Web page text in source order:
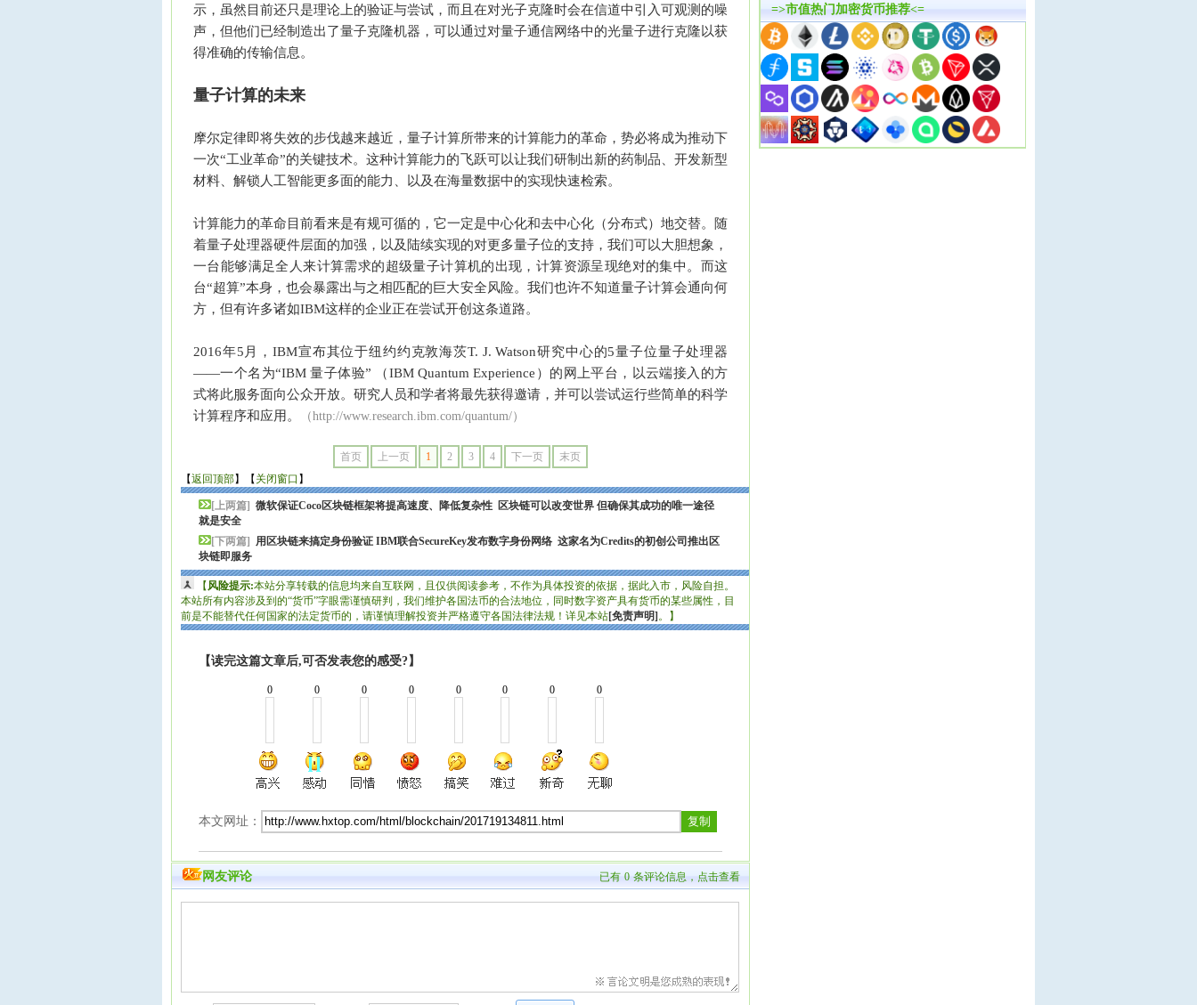
示，虽然目前还只是理论上的验证与尝试，而且在对光子克隆时会在信道中引入可观测的噪
声，但他们已经制造出了量子克隆机器，可以通过对量子通信网络中的光量子进行克隆以获
得准确的传输信息。
量子计算的未来
摩尔定律即将失效的步伐越来越近，量子计算所带来的计算能力的革命，势必将成为推动下
一次“工业革命”的关键技术。这种计算能力的飞跃可以让我们研制出新的药制品、开发新型
材料、解锁人工智能更多面的能力、以及在海量数据中的实现快速检索。
计算能力的革命目前看来是有规可循的，它一定是中心化和去中心化（分布式）地交替。随
着量子处理器硬件层面的加强，以及陆续实现的对更多量子位的支持，我们可以大胆想象，
一台能够满足全人来计算需求的超级量子计算机的出现，计算资源呈现绝对的集中。而这
台“超算”本身，也会暴露出与之相匹配的巨大安全风险。我们也许不知道量子计算会通向何
方，但有许多诸如IBM这样的企业正在尝试开创这条道路。
2016年5月，IBM宣布其位于纽约约克敦海茨T. J. Watson研究中心的5量子位量子处理器
——一个名为“IBM 量子体验” （IBM Quantum Experience）的网上平台，以云端接入的方
式将此服务面向公众开放。研究人员和学者将最先获得邀请，并可以尝试运行些简单的科学
计算程序和应用。
（http://www.research.ibm.com/quantum/）
首页 上一页 1 2 3 4 下一页
末页
【返回顶部】【 关闭窗口 】
[上两篇] 微软保证Coco区块链框架将提高速度、降低复杂性 区块链可以改变世界 但确保其成功的唯一途径
就是安全
[下两篇]
用区块链来搞定身份验证 IBM联合SecureKey发布数字身份网络 这家名为Credits的初创公司推出区
块链即服务
【 风险提示:本站分享转载的信息均来自互联网，且仅供阅读参考，不作为具体投资的依据，据此入市，风险自担。
本站所有内容涉及到的“货币”字眼需谨慎研判，我们维护各国法币的合法地位，同时数字资产具有货币的某些属性，目
前是不能替代任何国家的法定货币的，请谨慎理解投资并严格遵守各国法律法规！详见本站[免责声明] 。】
【读完这篇文章后,可否发表您的感受?】
0 0 0 0 0 0 0 0
本文网址：
已有 0 条评论信息，点击查看
网友评论
=>市值热门加密货币推荐<=